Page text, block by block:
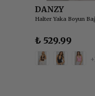
DANZY
₺ 529.99